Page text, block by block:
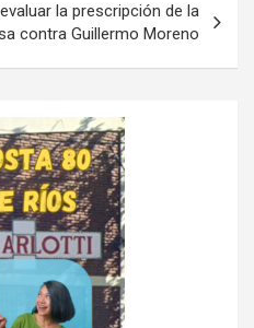
la prescripción de la
contra Guillermo Moreno